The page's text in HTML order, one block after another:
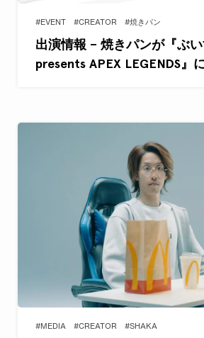
#EVENT #CREATOR #焼きパン
出演情報 – 焼きパンが『ぶ
presents APEX LEGENDS』
#MEDIA #CREATOR #SHAKA